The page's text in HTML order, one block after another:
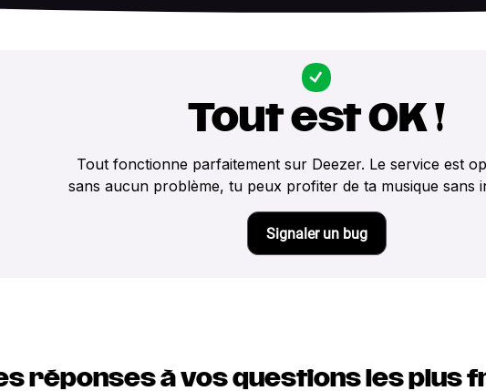
Tout est OK !
Tout fonctionne parfaitement sur Deezer. Le service est
sans aucun problème, tu peux profiter de ta musique sans
Signaler un bug
réponses à vos questions les plus